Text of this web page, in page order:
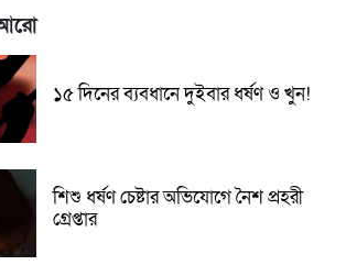
১৫ দিনের ব্যবধানে দুইবার ধর্ষণ ও খুন!
শিশু ধর্ষণ চেষ্টার অভিযোগে নৈশ প্রহরী
গ্রেপ্তার